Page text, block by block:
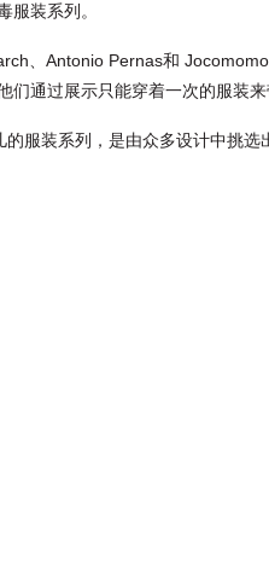
服装系列。
、Antonio Pernas和
通过展示只能穿着一次的服装
服装系列，是由众多设计中挑选